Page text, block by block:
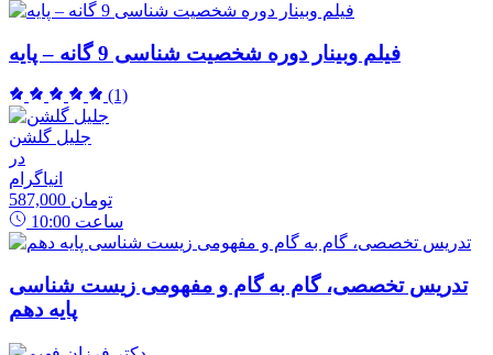
فیلم وبینار دوره شخصیت شناسی 9 گانه – پایه
(1)
جلیل گلشن
در
انیاگرام
587,000 تومان
10:00 ساعت
تدریس تخصصی، گام به گام و مفهومی زیست شناسی
پایه دهم